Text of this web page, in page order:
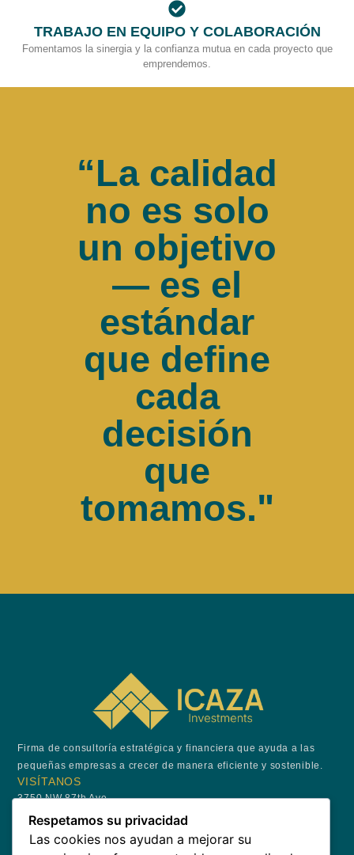
TRABAJO EN EQUIPO Y COLABORACIÓN
Fomentamos la sinergia y la confianza mutua en cada proyecto que
emprendemos.
“La calidad
no es solo
un objetivo
— es el
estándar
que define
cada
decisión
que
tomamos."
Firma de consultoría estratégica y financiera que ayuda a las
pequeñas empresas a crecer de manera eficiente y sostenible.
VISÍTANOS
3750 NW 87th Ave,
Suite 700,
Doral, FL 33178
+1 (305) 975-9282
Respetamos su privacidad
Las cookies nos ayudan a mejorar su